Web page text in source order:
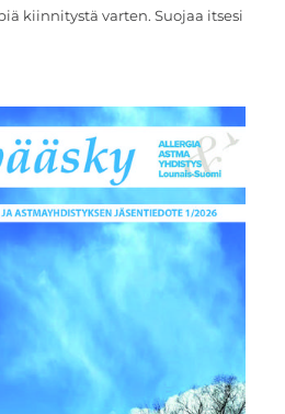
kiinnitystä varten. Suojaa itsesi